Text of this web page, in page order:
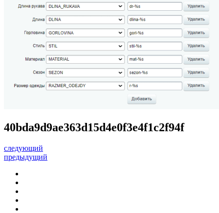
40bda9d9ae363d15d4e0f3e4f1c2f94f
следующий
предыдущий